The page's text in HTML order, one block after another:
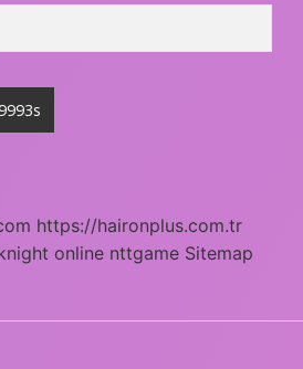
https://haironplus.com.tr
online nttgame Sitemap